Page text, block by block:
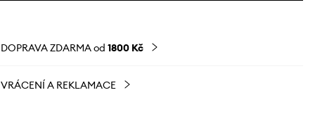
DOPRAVA ZDARMA od 1800 Kč
VRÁCENÍ A REKLAMACE